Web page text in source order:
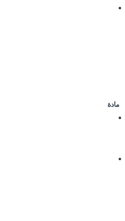
مادة